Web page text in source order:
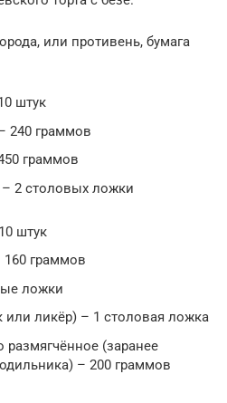
или противень, бумага
штук
240 граммов
граммов
2 столовых ложки
штук
160 граммов
ложки
или ликёр) – 1 столовая ложка
(заранее
– 200 граммов